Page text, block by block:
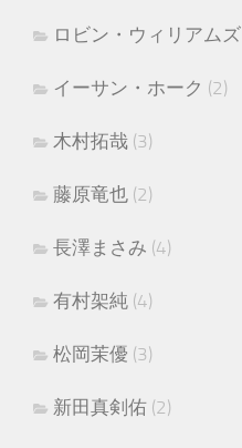
ロビン・ウィリアムズ
イーサン・ホーク (2)
木村拓哉 (3)
藤原竜也 (2)
長澤まさみ (4)
有村架純 (4)
松岡茉優 (3)
新田真剣佑 (2)